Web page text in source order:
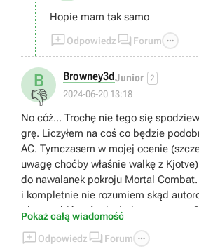
Hopie mam tak samo
Odpowiedz  Forum 
B
👎
Browney3dJunior 2
2024-06-20 13:18
No cóż... Trochę nie tego się
grę. Liczyłem na coś co będzie
AC. Tymczasem w mojej ocenie
uwagę choćby właśnie walkę z
do nawalanek pokroju Mortal
i kompletnie nie rozumiem skąd
głowy robić coś tak niedorzecznego.
(przynajmniej dla mnie) kompletnie
zwyczajnie... nudna. Bo jak się
Pokaż całą wiadomość
Odpowiedz  Forum 